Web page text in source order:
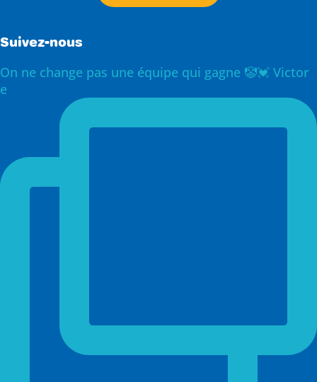
Suivez-nous
On ne change pas une équipe qui gagne 🤡💓 Victor
e